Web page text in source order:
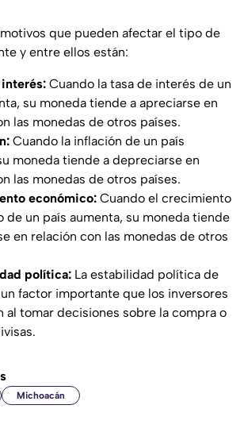
que pueden afectar el tipo de
y entre ellos están:
interés: Cuando la tasa de interés de un
su moneda tiende a apreciarse en
las monedas de otros países.
Cuando la inflación de un país
moneda tiende a depreciarse en
las monedas de otros países.
económico: Cuando el crecimiento
de un país aumenta, su moneda tiende
en relación con las monedas de otros
política: La estabilidad política de
factor importante que los inversores
al tomar decisiones sobre la compra o
Michoacán